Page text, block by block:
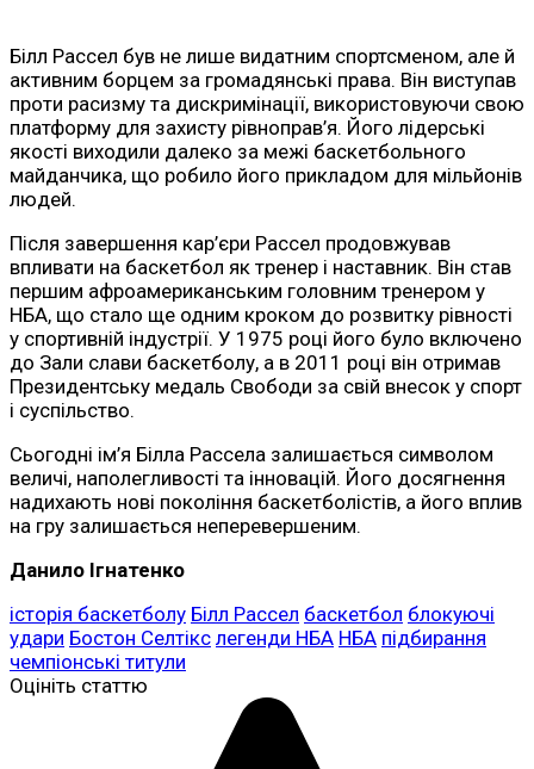
Білл Рассел був не лише видатним спортсменом, але й
активним борцем за громадянські права. Він виступав
проти расизму та дискримінації, використовуючи свою
платформу для захисту рівноправ’я. Його лідерські
якості виходили далеко за межі баскетбольного
майданчика, що робило його прикладом для мільйонів
людей.
Після завершення кар’єри Рассел продовжував
впливати на баскетбол як тренер і наставник. Він став
першим афроамериканським головним тренером у
НБА, що стало ще одним кроком до розвитку рівності
у спортивній індустрії. У 1975 році його було включено
до Зали слави баскетболу, а в 2011 році він отримав
Президентську медаль Свободи за свій внесок у спорт
і суспільство.
Сьогодні ім’я Білла Рассела залишається символом
величі, наполегливості та інновацій. Його досягнення
надихають нові покоління баскетболістів, а його вплив
на гру залишається неперевершеним.
Данило Ігнатенко
історія баскетболу Білл Рассел баскетбол блокуючі
удари Бостон Селтікс легенди НБА НБА підбирання
чемпіонські титули
Оцініть статтю